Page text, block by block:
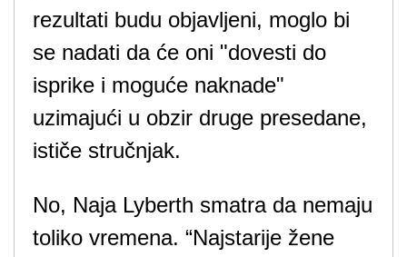
rezultati budu objavljeni, moglo bi
se nadati da će oni "dovesti do
isprike i moguće naknade"
uzimajući u obzir druge presedane,
ističe stručnjak.
No, Naja Lyberth smatra da nemaju
toliko vremena. “Najstarije žene